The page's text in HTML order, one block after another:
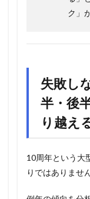
ク」
失敗し
半・後
り越え
10周年という大
りではありません